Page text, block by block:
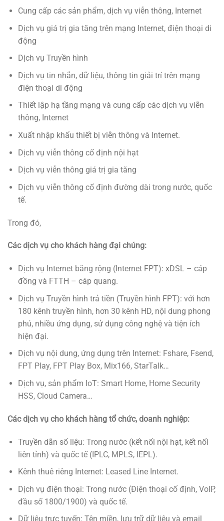
Cung cấp các sản phẩm, dịch vụ viễn thông, Internet
Dịch vụ giá trị gia tăng trên mạng Internet, điện thoại di
động
Dịch vụ Truyền hình
Dịch vụ tin nhắn, dữ liệu, thông tin giải trí trên mạng
điện thoại di động
Thiết lập hạ tầng mạng và cung cấp các dịch vụ viễn
thông, Internet
Xuất nhập khẩu thiết bị viễn thông và Internet.
Dịch vụ viễn thông cố định nội hạt
Dịch vụ viễn thông giá trị gia tăng
Dịch vụ viễn thông cố định đường dài trong nước, quốc
tế.
Trong đó,
Các dịch vụ cho khách hàng đại chúng:
Dịch vụ Internet băng rộng (Internet FPT): xDSL – cáp
đồng và FTTH – cáp quang.
Dịch vụ Truyền hình trả tiền (Truyền hình FPT): với hơn
180 kênh truyền hình, hơn 30 kênh HD, nội dung phong
phú, nhiều ứng dụng, sử dụng công nghệ và tiện ích
hiện đại.
Dịch vụ nội dung, ứng dụng trên Internet: Fshare, Fsend,
FPT Play, FPT Play Box, Mix166, StarTalk…
Dịch vụ, sản phẩm IoT: Smart Home, Home Security
HSS, Cloud Camera…
Các dịch vụ cho khách hàng tổ chức, doanh nghiệp:
Truyền dẫn số liệu: Trong nước (kết nối nội hạt, kết nối
liên tỉnh) và quốc tế (IPLC, MPLS, IEPL).
Kênh thuê riêng Internet: Leased Line Internet.
Dịch vụ điện thoại: Trong nước (Điện thoại cố định, VoIP,
đầu số 1800/1900) và quốc tế.
Dữ liệu trực tuyến: Tên miền, lưu trữ dữ liệu và email